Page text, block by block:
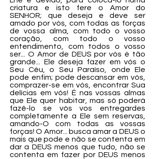
criatura e isto fere o Amor do
SENHOR; que deseja e deve ser
amado por vós, com todas as forças
de vossa alma, com todo o vosso
coração, com todo o vosso
entendimento, com todos o vosso
ser... O Amor de DEUS por vós é tão
grande... Ele deseja fazer em vós o
Seu Céu, o Seu Paraíso, onde Ele
pode enfim; pode descansar em vós,
comprazer-se em vós, encontrar Sua
delícias em vós! É nas vossas almas
que Ele quer habitar, mas só poderá
fazê-lo se vós vos entregardes
completamente a Ele sem reservas,
amando-O com todas as vossas
forças! O Amor... busca amar a DEUS o
mais que pode e não se contenta em
dar a DEUS menos que tudo, não se
contenta em fazer por DEUS menos